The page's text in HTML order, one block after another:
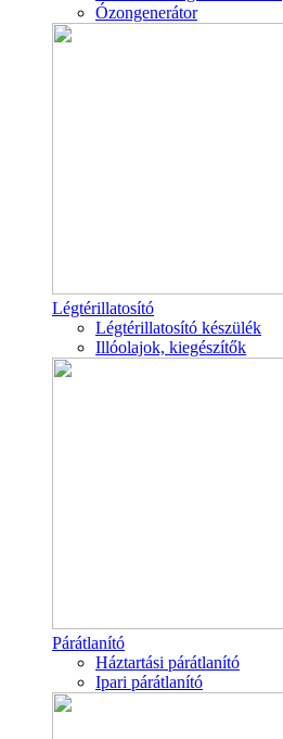
Ózongenerátor
Légtérillatosító
Légtérillatosító készülék
Illóolajok, kiegészítők
Párátlanító
Háztartási párátlanító
Ipari párátlanító